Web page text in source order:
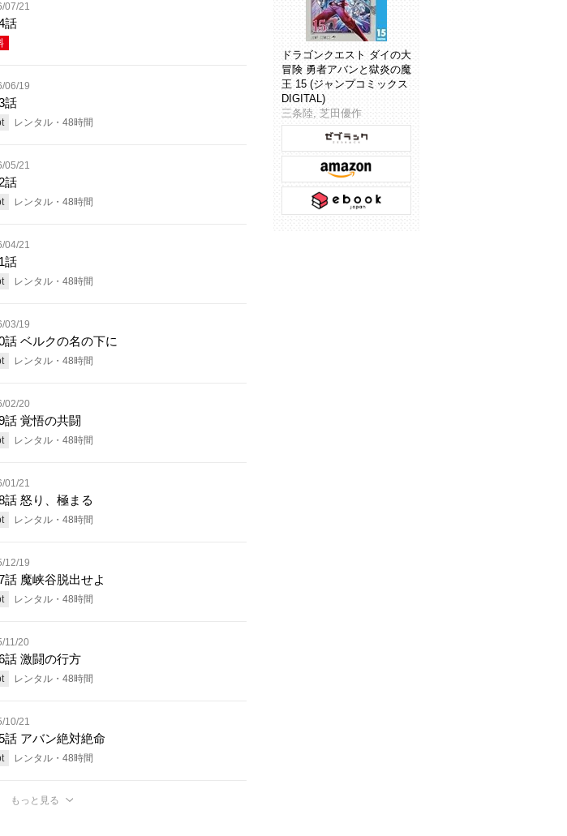
07/21
話
06/19
話
レンタル・ 48時間
05/21
話
レンタル・ 48時間
04/21
話
レンタル・ 48時間
03/19
話 ベルクの名の下に
レンタル・ 48時間
02/20
話 覚悟の共闘
レンタル・ 48時間
01/21
話 怒り、極まる
レンタル・ 48時間
12/19
話 魔峡谷脱出せよ
レンタル・ 48時間
11/20
話 激闘の行方
レンタル・ 48時間
10/21
話 アバン絶対絶命
レンタル・ 48時間
もっと見る
ドラゴンクエスト ダイの大
冒険 勇者アバンと獄炎の魔
王 15 (ジャンプコミックス
DIGITAL)
三条陸, 芝田優作